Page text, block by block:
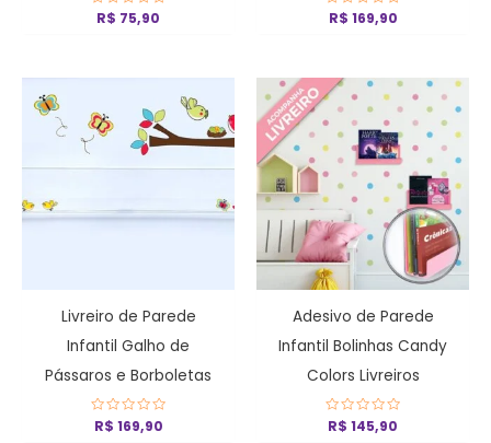
Avaliação
0R$ 75,90
Avaliação
0R$ 169,90
Livreiro de Parede
Infantil Galho de
Pássaros e Borboletas
Avaliação
0R$ 169,90
Adesivo de Parede
Infantil Bolinhas Candy
Colors Livreiros
Avaliação
0
R$ 145,90